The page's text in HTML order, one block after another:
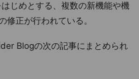
じめとする、複数の新機能や機
修正が行われている。
Blogの次の記事にまとめられ